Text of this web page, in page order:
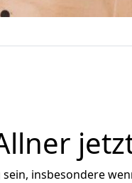
sein, insbesondere